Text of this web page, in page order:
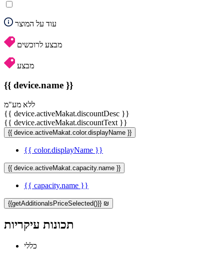
עוד על המוצר
מבצע לרוכשים
מבצע
{{ device.name }}
ללא מע"מ
{{ device.activeMakat.discountDesc }}
{{ device.activeMakat.discountText }}
{{ device.activeMakat.color.displayName }}
{{ color.displayName }}
{{ device.activeMakat.capacity.name }}
{{ capacity.name }}
{{getAdditionalsPriceSelected()}} ₪
תכונות עיקריות
כללי